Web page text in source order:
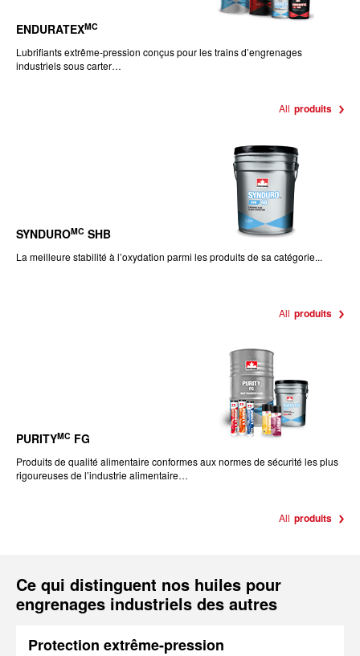
ENDURATEXMC
Lubrifiants extrême-pression conçus pour les trains d’engrenages
industriels sous carter…
All produits
SYNDUROMC SHB
La meilleure stabilité à l’oxydation parmi les produits de sa catégorie...
All produits
PURITYMC FG
Produits de qualité alimentaire conformes aux normes de sécurité les plus
rigoureuses de l’industrie alimentaire…
All produits
Ce qui distinguent nos huiles pour
engrenages industriels des autres
Protection extrême-pression